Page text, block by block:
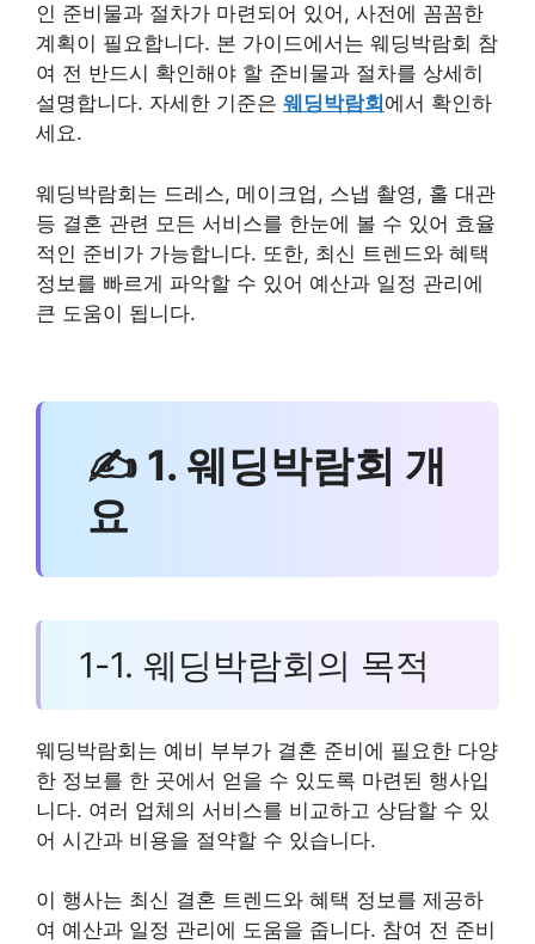
인 준비물과 절차가 마련되어 있어, 사전에 꼼꼼한
계획이 필요합니다. 본 가이드에서는 웨딩박람회 참
여 전 반드시 확인해야 할 준비물과 절차를 상세히
설명합니다. 자세한 기준은 웨딩박람회 에서 확인하
세요.
웨딩박람회는 드레스, 메이크업, 스냅 촬영, 홀 대관
등 결혼 관련 모든 서비스를 한눈에 볼 수 있어 효율
적인 준비가 가능합니다. 또한, 최신 트렌드와 혜택
정보를 빠르게 파악할 수 있어 예산과 일정 관리에
큰 도움이 됩니다.
✍ 1. 웨딩박람회 개
요
1-1. 웨딩박람회의 목적
웨딩박람회는 예비 부부가 결혼 준비에 필요한 다양
한 정보를 한 곳에서 얻을 수 있도록 마련된 행사입
니다. 여러 업체의 서비스를 비교하고 상담할 수 있
어 시간과 비용을 절약할 수 있습니다.
이 행사는 최신 결혼 트렌드와 혜택 정보를 제공하
여 예산과 일정 관리에 도움을 줍니다. 참여 전 준비